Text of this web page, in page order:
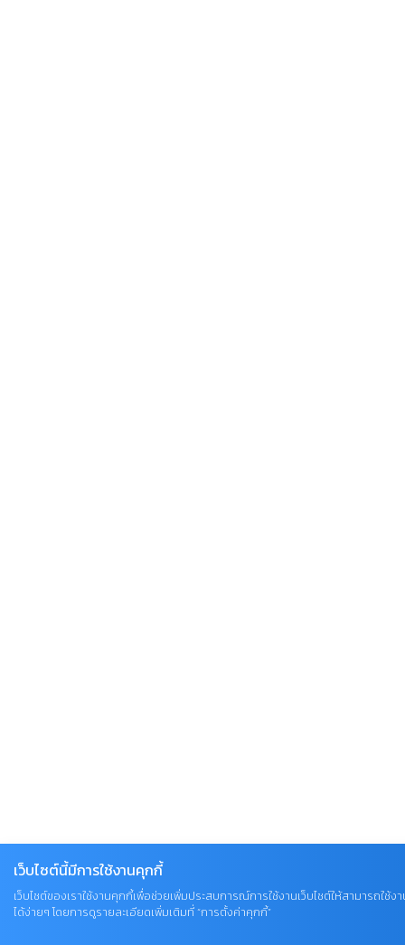
เว็บไซต์นี้มีการใช้งานคุกกี้
เว็บไซต์ของเราใช้งานคุกกี้เพื่อช่วยเพิ่มประสบการณ์การใช้งานเว็บไซต์ให้สามารถ
ได้ง่ายๆ โดยการดูรายละเอียดเพิ่มเติมที่ “การตั้งค่าคุกกี้”